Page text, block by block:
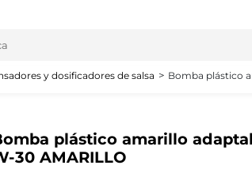
y dosificadores de salsa Bomba plástico
plástico amarillo
30 AMARILLO